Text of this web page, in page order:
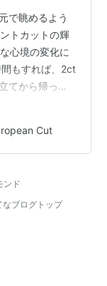
で眺めるよう
トカットの輝
心境の変化に
もすれば、2ct
てから帰って
間まではドキ
来ているだろ
エリーに仕上
お話はまた後
Cut
ンド
なブログトップ